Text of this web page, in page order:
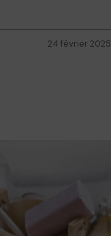
24 février 2025